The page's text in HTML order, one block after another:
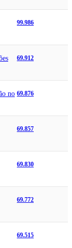
99.986
69.912
no 69.876
69.857
69.830
69.772
69.515